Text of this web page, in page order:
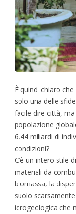
È quindi chiaro
solo una delle
facile dire città,
popolazione
6,44 miliardi di
condizioni?
C’è un intero stile
materiali da
biomassa, la
suolo
idrogeologica che